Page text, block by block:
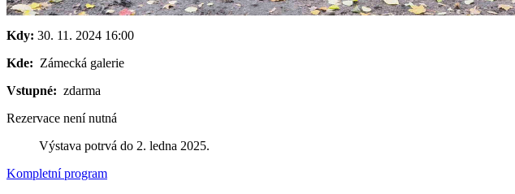
Kdy: 30. 11. 2024 16:00
Kde: Zámecká galerie
Vstupné: zdarma
Rezervace není nutná
Výstava potrvá do 2. ledna 2025.
Kompletní program